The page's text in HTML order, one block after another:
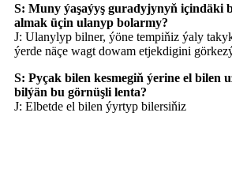
S: Muny ýaşaýyş guradyjynyň içindäki
almak üçin ulanyp bolarmy?
J: Ulanylyp bilner, ýöne tempiňiz ýaly
ýerde näçe wagt dowam etjekdigini
S: Pyçak bilen kesmegiň ýerine el bilen
bilýän bu görnüşli lenta?
J: Elbetde el bilen ýyrtyp bilersiňiz